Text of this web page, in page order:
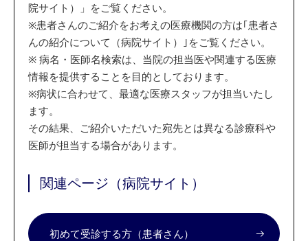
院サイト）」をご覧ください。
※患者さんのご紹介をお考えの医療機関の方は｢患者さ
んの紹介について（病院サイト）｣をご覧ください。
※ 病名・医師名検索は、当院の担当医や関連する医療
情報を提供することを目的としております。
※病状に合わせて、最適な医療スタッフが担当いたし
ます。
その結果、ご紹介いただいた宛先とは異なる診療科や
医師が担当する場合があります。
関連ページ（病院サイト）
初めて受診する方（患者さん）